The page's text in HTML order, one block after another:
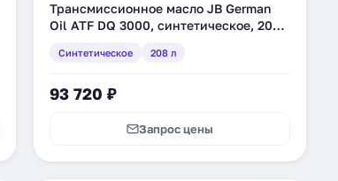
Трансмиссионное масло JB German
Oil ATF DQ 3000, синтетическое, 208
Синтетическое 208 л
93 720 ₽
Запрос цены